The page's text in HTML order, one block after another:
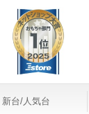
新台/人気台